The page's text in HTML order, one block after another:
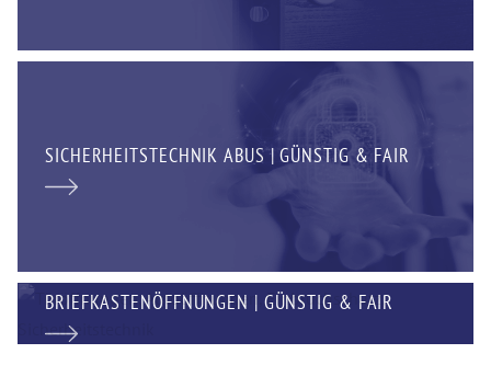
SICHERHEITSTECHNIK ABUS | GÜNSTIG & FAIR
BRIEFKASTENÖFFNUNGEN | GÜNSTIG & FAIR